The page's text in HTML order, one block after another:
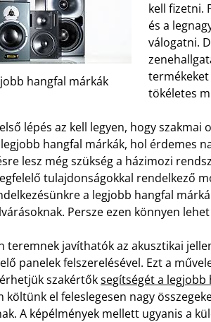
hangfal márkák
kell fizetni.
és a
válogatni.
tökéletes
lépés az kell legyen, hogy
hangfal márkák, hol érdemes
lesz még szükség a házimozi
tulajdonságokkal rendelkező
a legjobb hangfal
Persze ezen könnyen
teremnek javíthatók az akusztikai
panelek felszerelésével. Ezt a
szakértőksegítségét a legjobb
költünk el feleslegesen nagy
A képélmények mellett ugyanis a